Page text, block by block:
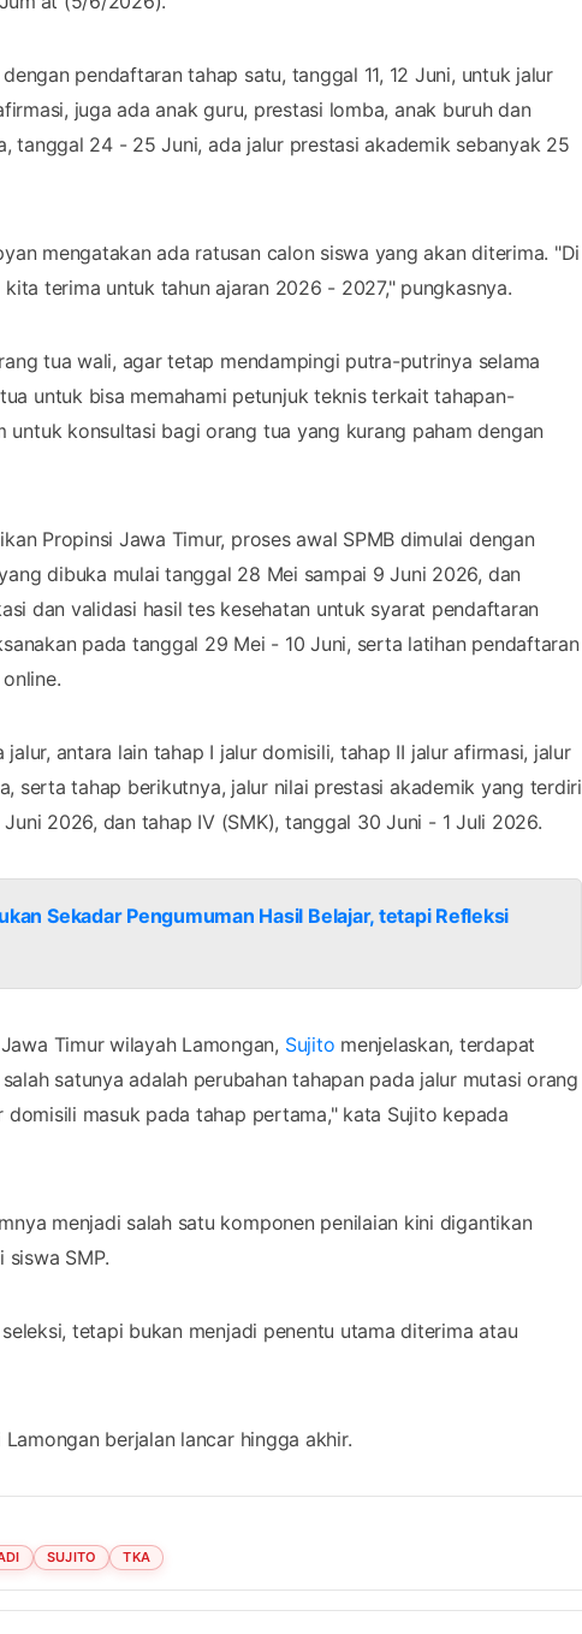
pendaftaran tahap satu, tanggal 11, 12 Juni, untuk jalur
juga ada anak guru, prestasi lomba, anak buruh dan
tanggal 24 - 25 Juni, ada jalur prestasi akademik sebanyak 25
mengatakan ada ratusan calon siswa yang akan diterima. "Di
terima untuk tahun ajaran 2026 - 2027," pungkasnya.
tua wali, agar tetap mendampingi putra-putrinya selama
untuk bisa memahami petunjuk teknis terkait tahapan-
untuk konsultasi bagi orang tua yang kurang paham dengan
Propinsi Jawa Timur, proses awal SPMB dimulai dengan
dibuka mulai tanggal 28 Mei sampai 9 Juni 2026, dan
dan validasi hasil tes kesehatan untuk syarat pendaftaran
pada tanggal 29 Mei - 10 Juni, serta latihan pendaftaran
antara lain tahap I jalur domisili, tahap II jalur afirmasi, jalur
serta tahap berikutnya, jalur nilai prestasi akademik yang terdiri
2026, dan tahap IV (SMK), tanggal 30 Juni - 1 Juli 2026.
Sekadar Pengumuman Hasil Belajar, tetapi Refleksi
Timur wilayah Lamongan, Sujito menjelaskan, terdapat
satunya adalah perubahan tahapan pada jalur mutasi orang
masuk pada tahap pertama," kata Sujito kepada
menjadi salah satu komponen penilaian kini digantikan
siswa SMP.
tetapi bukan menjadi penentu utama diterima atau
berjalan lancar hingga akhir.
SUJITO TKA